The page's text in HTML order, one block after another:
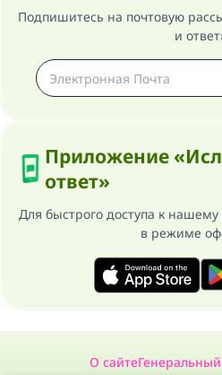
Подпишитесь на почтовую
и
Приложение
ответ»
Для быстрого доступа к нашему
в режиме
О сайте